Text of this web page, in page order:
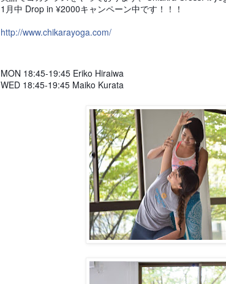
1月中 Drop in ¥2000キャンペーン中です！！！
http://www.chikarayoga.com/
MON 18:45-19:45 Eriko Hiraiwa
WED 18:45-19:45 Maiko Kurata